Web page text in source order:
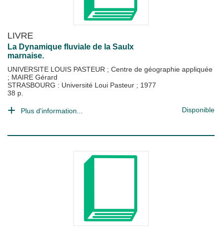
LIVRE
La Dynamique fluviale de la Saulx
marnaise.
UNIVERSITE LOUIS PASTEUR ; Centre de géographie appliquée
; MAIRE Gérard
STRASBOURG : Université Loui Pasteur ; 1977
38 p.
Plus d'information... Disponible